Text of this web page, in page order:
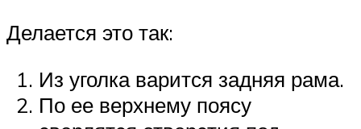
Делается это так:
Из уголка варится задняя рама.
По ее верхнему поясу